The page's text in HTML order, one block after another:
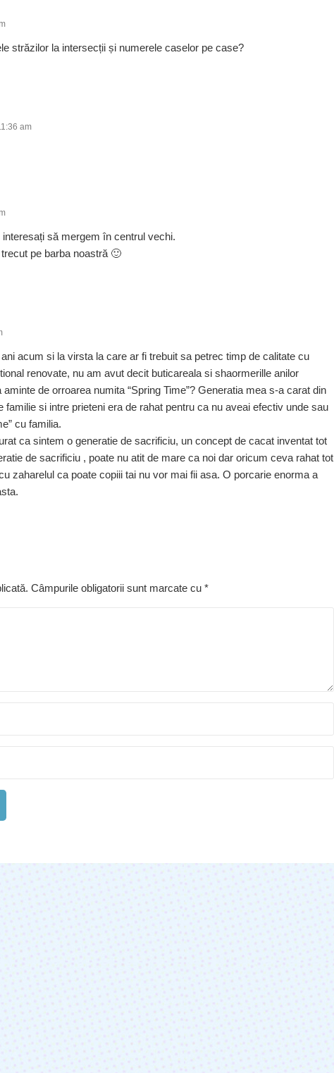
străzilor la intersecții și numerele caselor pe case?
am
să mergem în centrul vechi.
pe barba noastră 🙂
acum si la virsta la care ar fi trebuit sa petrec timp de calitate cu
renovate, nu am avut decit buticareala si shaormerille anilor
de orroarea numita “Spring Time”? Generatia mea s-a carat din
familie si intre prieteni era de rahat pentru ca nu aveai efectiv unde sau
cu familia.
ca sintem o generatie de sacrificiu, un concept de cacat inventat tot
de sacrificiu , poate nu atit de mare ca noi dar oricum ceva rahat tot
zaharelul ca poate copiii tai nu vor mai fii asa. O porcarie enorma a
Câmpurile obligatorii sunt marcate cu *